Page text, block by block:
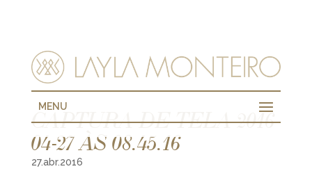
MENU
CAPTURA DE TELA 2016-
04-27 ÀS 08.45.16
27.abr.2016